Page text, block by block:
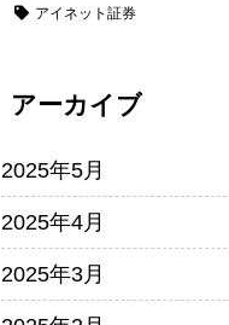
アイネット証券
アーカイブ
2025年5月
2025年4月
2025年3月